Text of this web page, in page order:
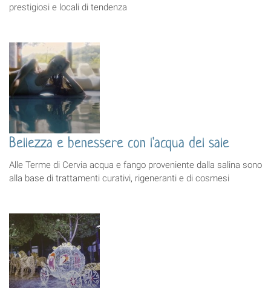
prestigiosi e locali di tendenza
Bellezza e benessere con l'acqua del sale
Alle Terme di Cervia acqua e fango proveniente dalla salina sono
alla base di trattamenti curativi, rigeneranti e di cosmesi